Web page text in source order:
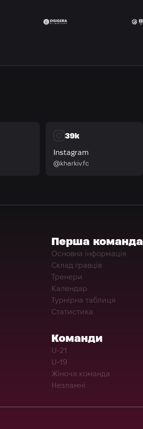
39k
Instagram
@kharkiv.fc
Перша команда
Основна інформація
Склад гравців
Тренери
Календар
Турнірна таблиця
Статистика
Команди
U-21
U-19
Жіноча команда
Незламні